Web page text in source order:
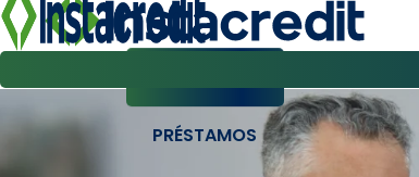
PAGÁ AQUÍ
PRÉSTAMOS